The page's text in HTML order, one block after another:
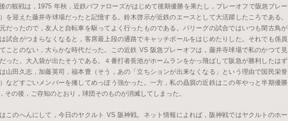
の観戦は，1975 年秋，近鉄バファローズがはじめて後期優勝を果たし，プレーオフで阪急ブレー
を迎えた藤井寺球場だったと記憶する。鈴木啓示が近鉄のエースとして大活躍したころである。
だったので，友人と自転車を駆ってよく行ったものである。パリーグの試合ではいつも閑古鳥が
試合がつまらなくなると，客席最上段の通路でキャッチボールをはじめたりした。それでも係員
ことのない，大らかな時代だった。この近鉄 VS 阪急プレーオフは，藤井寺球場で私のかつて見
った。大入袋が出たそうである。４番打者長池がホームランをかっ飛ばして阪急が勝利したはず
山田久志，加藤英司，福本豊（そう，あの「立ちションが出来なくなる」という理由で国民栄誉
などすごいメンバーを擁してめっぽう強かった。一方，私の贔屓の近鉄はこの年やっと半期優勝
その後，ご存知のとおり，球団そのものが消滅してしまった。
このへんにして，今日のヤクルト VS 阪神戦。ネット情報によれば，阪神戦ではヤクルトのホー